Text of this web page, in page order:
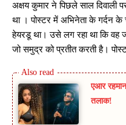
अक्षय कुमार ने पिछले साल दिवाली
था । पोस्टर में अभिनेता के गर्दन
हेयरडू था। उसे लग रहा था कि वह
जो समुद्र को प्रतीत करती है।
एआर
तलाक!